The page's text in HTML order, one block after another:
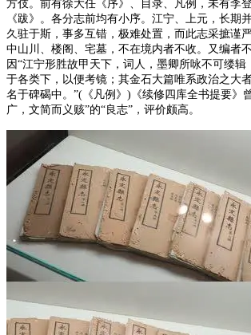
方伎。前有徐大任《序》、目录、凡例，未有李登
《跋》。各分志前均有小序。江宁、上元，长期
久驻于斯，事多互错，极难处置，而此志采摭谨
中山川、楼阁、宅墓，不在境内者不收。又编者
因“江宁形胜故甲天下，词人，墨卿所咏不可缕
于各类下，以便考镜；其金石大篇唯系政治之大
名于碑碣中。”(《凡例》)《续修四库全书提要》
广，文简而义赅”的“良志”，评价颇高。